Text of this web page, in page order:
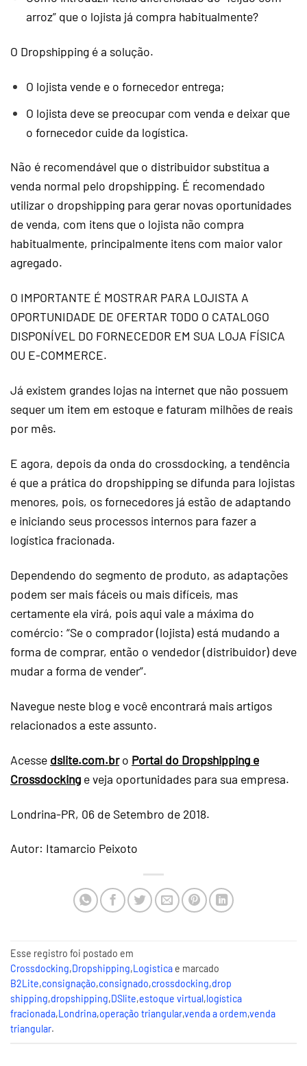
arroz” que o lojista já compra habitualmente?
O Dropshipping é a solução.
O lojista vende e o fornecedor entrega;
O lojista deve se preocupar com venda e deixar que
o fornecedor cuide da logística.
Não é recomendável que o distribuidor substitua a
venda normal pelo dropshipping. É recomendado
utilizar o dropshipping para gerar novas oportunidades
de venda, com itens que o lojista não compra
habitualmente, principalmente itens com maior valor
agregado.
O IMPORTANTE É MOSTRAR PARA LOJISTA A
OPORTUNIDADE DE OFERTAR TODO O CATALOGO
DISPONÍVEL DO FORNECEDOR EM SUA LOJA FÍSICA
OU E-COMMERCE.
Já existem grandes lojas na internet que não possuem
sequer um item em estoque e faturam milhões de reais
por mês.
E agora, depois da onda do crossdocking, a tendência
é que a prática do dropshipping se difunda para lojistas
menores, pois, os fornecedores já estão de adaptando
e iniciando seus processos internos para fazer a
logística fracionada.
Dependendo do segmento de produto, as adaptações
podem ser mais fáceis ou mais difíceis, mas
certamente ela virá, pois aqui vale a máxima do
comércio: “Se o comprador (lojista) está mudando a
forma de comprar, então o vendedor (distribuidor) deve
mudar a forma de vender”.
Navegue neste blog e você encontrará mais artigos
relacionados a este assunto.
Acesse dslite.com.bro Portal do Dropshipping e
Crossdocking e veja oportunidades para sua empresa.
Londrina-PR, 06 de Setembro de 2018.
Autor: Itamarcio Peixoto
Esse registro foi postado em
Crossdocking,Dropshipping,Logistica e marcado
B2Lite,consignação,consignado,crossdocking,drop
shipping,dropshipping,DSlite,estoque virtual,logística
fracionada,Londrina,operação triangular,venda a ordem,venda
triangular.